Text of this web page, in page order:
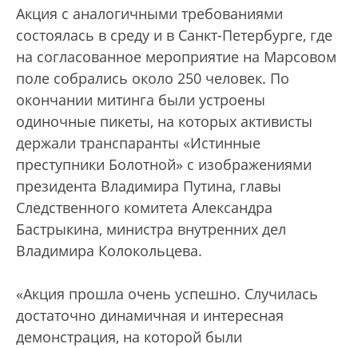
Акция с аналогичными требованиями
состоялась в среду и в Санкт-Петербурге, где
на согласованное мероприятие на Марсовом
поле собрались около 250 человек. По
окончании митинга были устроены
одиночные пикеты, на которых активисты
держали транспаранты «Истинные
преступники Болотной» с изображениями
президента Владимира Путина, главы
Следственного комитета Александра
Бастрыкина, министра внутренних дел
Владимира Колокольцева.
«Акция прошла очень успешно. Случилась
достаточно динамичная и интересная
демонстрация, на которой были